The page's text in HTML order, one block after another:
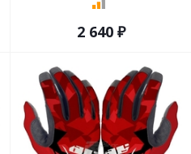
2 640 ₽